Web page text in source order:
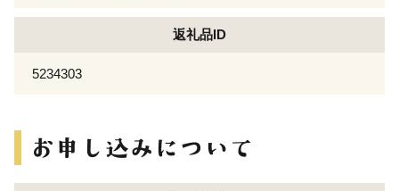
返礼品ID
5234303